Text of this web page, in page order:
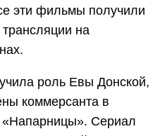
эти фильмы получили
на
роль Евы Донской,
коммерсанта в
«Напарницы». Сериал